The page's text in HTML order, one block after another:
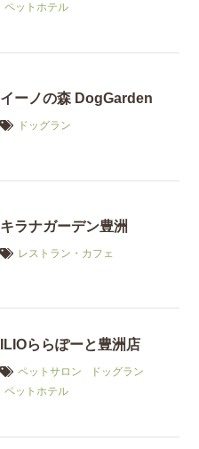
ペットホテル
イーノの森 DogGarden
ドッグラン
キラナガーデン豊洲
レストラン・カフェ
ILIOららぽーと豊洲店
ペットサロン
ドッグラン
ペットホテル